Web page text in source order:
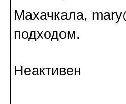
Махачкала,
подходом.
Неактивен